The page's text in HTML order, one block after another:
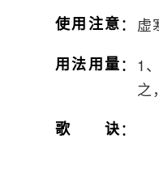
使用注意： 虚
用法用量： 1
之
歌诀：